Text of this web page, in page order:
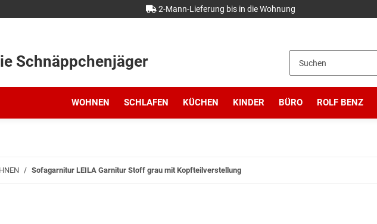
2-Mann-Lieferung bis in die Wohnung
Schnäppchenjäger
WOHNEN SCHLAFEN KÜCHEN KINDER BÜRO ROLF BENZ
Sofagarnitur LEILA Garnitur Stoff grau mit Kopfteilverstellung